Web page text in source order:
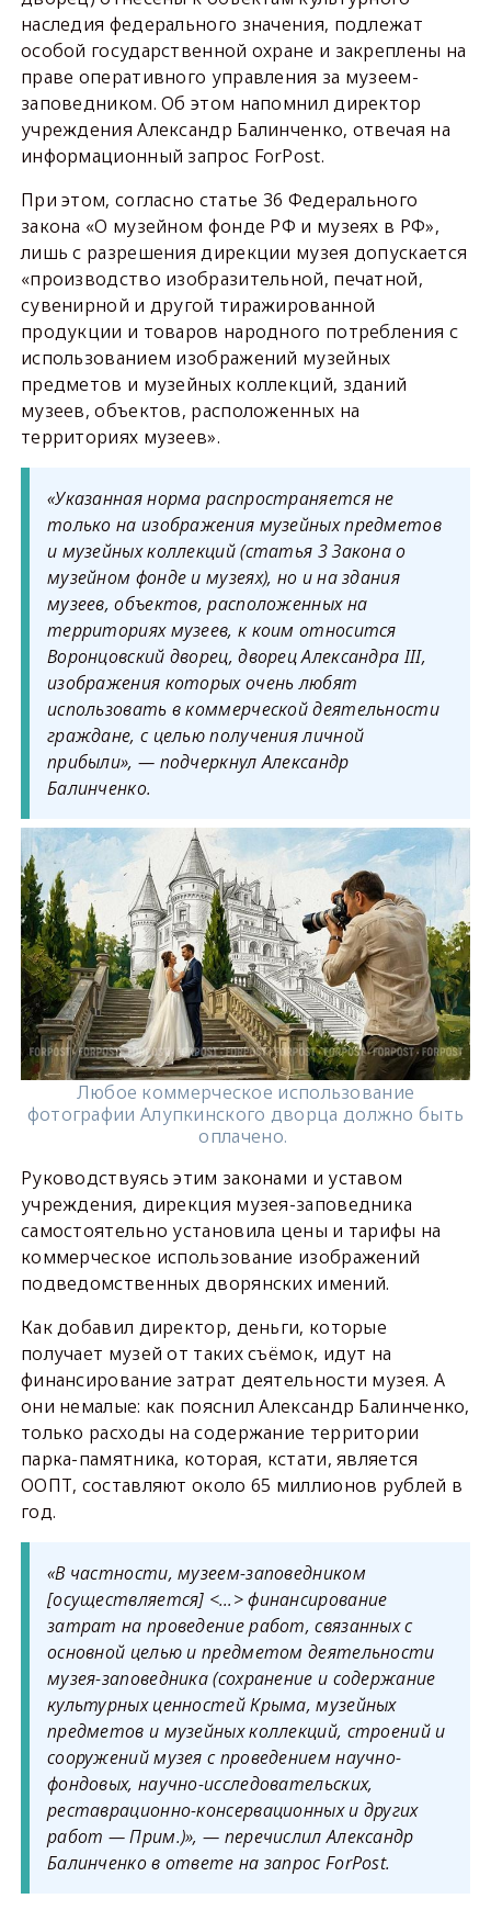
наследия федерального значения, подлежат
особой государственной охране и закреплены на
праве оперативного управления за музеем-
заповедником. Об этом напомнил директор
учреждения Александр Балинченко, отвечая на
информационный запрос ForPost.
При этом, согласно статье 36 Федерального
закона «О музейном фонде РФ и музеях в РФ»,
лишь с разрешения дирекции музея допускается
«производство изобразительной, печатной,
сувенирной и другой тиражированной
продукции и товаров народного потребления с
использованием изображений музейных
предметов и музейных коллекций, зданий
музеев, объектов, расположенных на
территориях музеев».
«Указанная норма распространяется не
только на изображения музейных предметов
и музейных коллекций (статья 3 Закона о
музейном фонде и музеях), но и на здания
музеев, объектов, расположенных на
территориях музеев, к коим относится
Воронцовский дворец, дворец Александра III,
изображения которых очень любят
использовать в коммерческой деятельности
граждане, с целью получения личной
прибыли», — подчеркнул Александр
Балинченко.
Любое коммерческое использование
фотографии Алупкинского дворца должно быть
оплачено.
Руководствуясь этим законами и уставом
учреждения, дирекция музея-заповедника
самостоятельно установила цены и тарифы на
коммерческое использование изображений
подведомственных дворянских имений.
Как добавил директор, деньги, которые
получает музей от таких съёмок, идут на
финансирование затрат деятельности музея. А
они немалые: как пояснил Александр Балинченко,
только расходы на содержание территории
парка-памятника, которая, кстати, является
ООПТ, составляют около 65 миллионов рублей в
год.
«В частности, музеем-заповедником
[осуществляется] <…> финансирование
затрат на проведение работ, связанных с
основной целью и предметом деятельности
музея-заповедника (сохранение и содержание
культурных ценностей Крыма, музейных
предметов и музейных коллекций, строений и
сооружений музея с проведением научно-
фондовых, научно-исследовательских,
реставрационно-консервационных и других
работ — Прим.)», — перечислил Александр
Балинченко в ответе на запрос ForPost.